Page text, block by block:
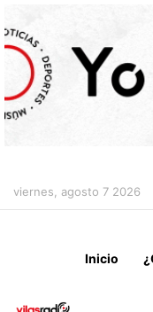
viernes, agosto 7 2026
Inicio